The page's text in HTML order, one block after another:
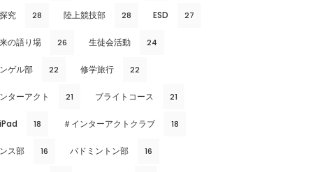
究 28 陸上競技部 28 ESD 27
の語り場 26 生徒会活動 24
ゲル部 22 修学旅行 22
ターアクト 21 ブライトコース 21
18 ＃インターアクトクラブ 18
ス部 16 バドミントン部 16